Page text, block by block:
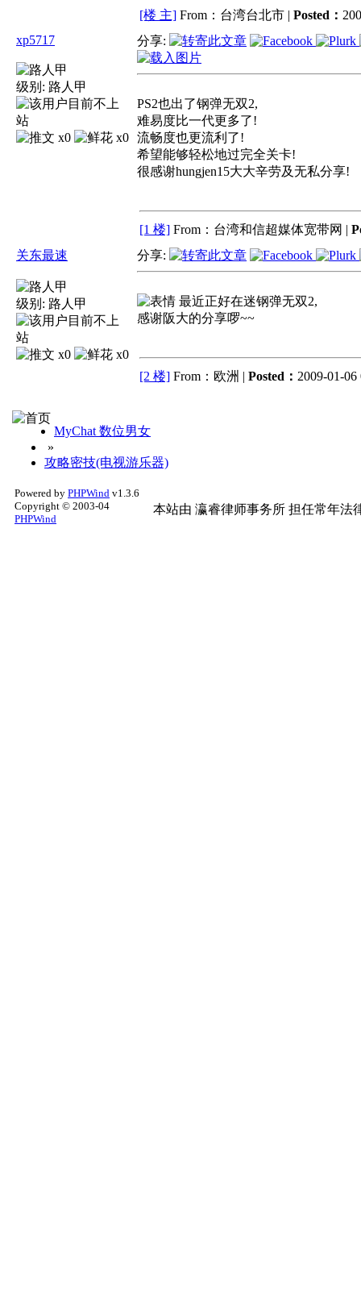
[楼 主] From：台湾台北市 | Posted：
xp5717
级别: 路人甲
x0 x0
分享:
PS2也出了钢弹无双2,
难易度比一代更多了!
流畅度也更流利了!
希望能够轻松地过完全关卡!
很感谢hungjen15大大辛劳及无私分享!
[1 楼] From：台湾和信超媒体宽带网 |
关东最速
级别: 路人甲
x0 x0
分享:
最近正好在迷钢弹无双2,
感谢阪大的分享啰~~
[2 楼] From：欧洲 | Posted： 2009-01-06
MyChat 数位男女
»
攻略密技(电视游乐器)
Powered by PHPWind v1.3.6
Copyright © 2003-04
PHPWind
本站由 瀛睿律师事务所 担任常年法